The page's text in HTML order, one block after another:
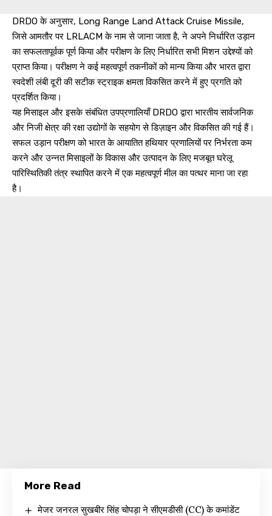
DRDO के अनुसार, Long Range Land Attack Cruise Missile,
जिसे आमतौर पर LRLACM के नाम से जाना जाता है, ने अपने निर्धारित उड़ान
का सफलतापूर्वक पूर्ण किया और परीक्षण के लिए निर्धारित सभी मिशन उद्देश्यों को
प्राप्त किया। परीक्षण ने कई महत्वपूर्ण तकनीकों को मान्य किया और भारत द्वारा
स्वदेशी लंबी दूरी की सटीक स्ट्राइक क्षमता विकसित करने में हुए प्रगति को
प्रदर्शित किया।
यह मिसाइल और इसके संबंधित उपप्रणालियाँ DRDO द्वारा भारतीय सार्वजनिक
और निजी क्षेत्र की रक्षा उद्योगों के सहयोग से डिज़ाइन और विकसित की गई हैं।
सफल उड़ान परीक्षण को भारत के आयातित हथियार प्रणालियों पर निर्भरता कम
करने और उन्नत मिसाइलों के विकास और उत्पादन के लिए मजबूत घरेलू
पारिस्थितिकी तंत्र स्थापित करने में एक महत्वपूर्ण मील का पत्थर माना जा रहा
है।
More Read
मेजर जनरल सुखबीर सिंह चोपड़ा ने सीएमडीसी (CC) के कमांडेंट